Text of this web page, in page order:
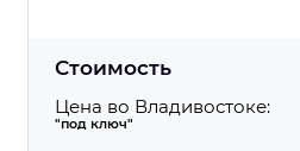
Стоимость
Цена во Владивостоке:
"под ключ"